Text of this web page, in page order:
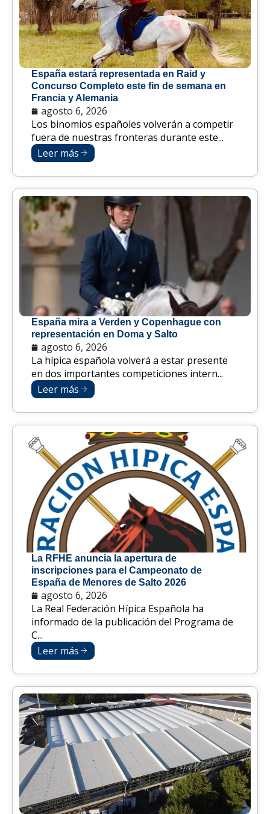
España estará representada en Raid y
Concurso Completo este fin de semana en
Francia y Alemania
agosto 6, 2026
Los binomios españoles volverán a competir
fuera de nuestras fronteras durante este...
Leer más
España mira a Verden y Copenhague con
representación en Doma y Salto
agosto 6, 2026
La hípica española volverá a estar presente
en dos importantes competiciones intern...
Leer más
La RFHE anuncia la apertura de
inscripciones para el Campeonato de
España de Menores de Salto 2026
agosto 6, 2026
La Real Federación Hípica Española ha
informado de la publicación del Programa de
C...
Leer más